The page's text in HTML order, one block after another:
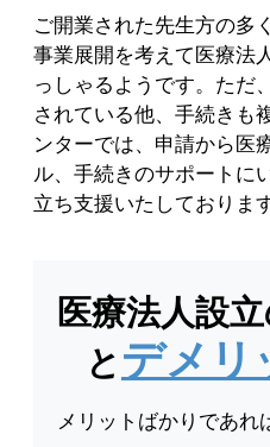
ご開業された先生方の多
事業展開を考えて医療法
っしゃるようです。ただ
されている他、手続きも
ンターでは、申請から医
ル、手続きのサポートに
立ち支援いたしております
医療法人設
と デメリ
メリットばかりであれ